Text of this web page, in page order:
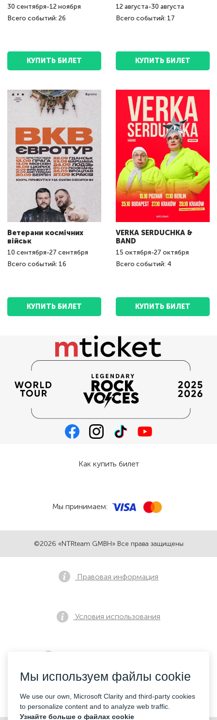
30 сентября-12ноября
Всего событий: 26
КУПИТЬ БИЛЕТ
12августа-30 августа
Всего событий: 17
КУПИТЬ БИЛЕТ
Ветерани космічних
військ
10 сентября-27 сентября
Всего событий: 16
КУПИТЬ БИЛЕТ
VERKA SERDUCHKA &
BAND
15 октября-27 октября
Всего событий: 4
КУПИТЬ БИЛЕТ
©2026 «NTRteam GMBH» Все права защищены
Как купить билет
Мы принимаем:
Правовая информация
Условия использования
Контакты
Мы используем файлы cookie
We use our own, Microsoft Clarity and third-party cookies
to personalize content and to analyze web traffic.
Узнайте больше о файлах cookie